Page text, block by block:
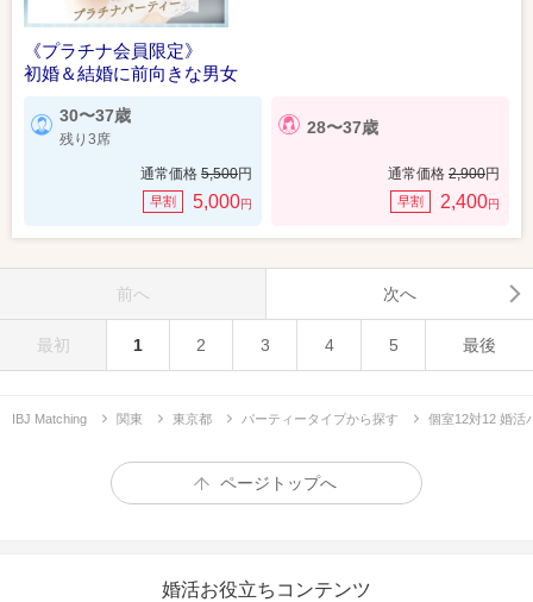
《プラチナ会員限定》
初婚＆結婚に前向きな男女
30〜37歳
残り3席
通常価格 5,500円
早割 5,000円
28〜37歳
通常価格 2,900円
早割 2,400円
前へ 次へ
最初 1 2 3 4 5 最後
IBJ Matching 関東 東京都 パーティータイプから探す 個室12対12 婚活
ページトップへ
婚活お役立ちコンテンツ